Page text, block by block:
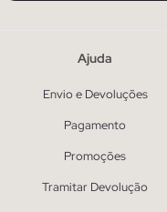
Ajuda
Envio e Devoluções
Pagamento
Promoções
Tramitar Devolução